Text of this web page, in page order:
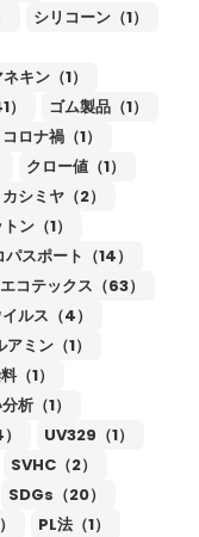
シリコーン（1）
キン（1）
ゴム製品（1）
コロナ禍（1）
クロー値（1）
カシミヤ（2）
ン（1）
パスポート（14）
エコテックス（63）
ルス（4）
ミン（1）
（1）
析（1）
UV329（1）
SVHC（2）
SDGs（20）
PL法（1）